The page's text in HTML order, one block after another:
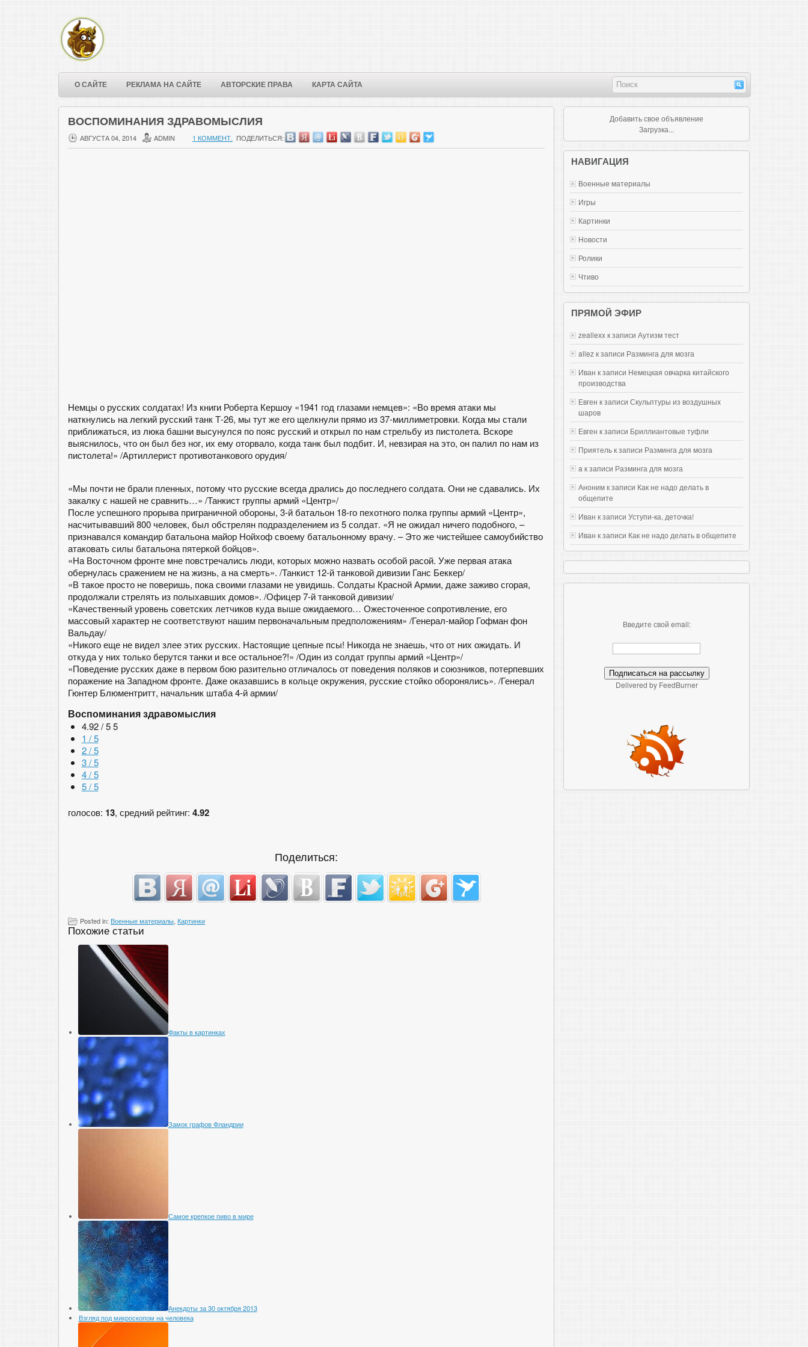
О САЙТЕ РЕКЛАМА НА САЙТЕ АВТОРСКИЕ ПРАВА КАРТА САЙТА
ВОСПОМИНАНИЯ ЗДРАВОМЫСЛИЯ
АВГУСТА 04, 2014 ADMIN 1 КОММЕНТ. ПОДЕЛИТЬСЯ:
Немцы о русских солдатах! Из книги Роберта Кершоу «1941 год глазами немцев»: «Во время атаки мы
наткнулись на легкий русский танк Т-26, мы тут же его щелкнули прямо из 37-миллиметровки. Когда мы стали
приближаться, из люка башни высунулся по пояс русский и открыл по нам стрельбу из пистолета. Вскоре
выяснилось, что он был без ног, их ему оторвало, когда танк был подбит. И, невзирая на это, он палил по нам из
пистолета!» /Артиллерист противотанкового орудия/
«Мы почти не брали пленных, потому что русские всегда дрались до последнего солдата. Они не сдавались. Их
закалку с нашей не сравнить…» /Танкист группы армий «Центр»/
После успешного прорыва приграничной обороны, 3-й батальон 18-го пехотного полка группы армий «Центр»,
насчитывавший 800 человек, был обстрелян подразделением из 5 солдат. «Я не ожидал ничего подобного, –
признавался командир батальона майор Нойхоф своему батальонному врачу. – Это же чистейшее самоубийство
атаковать силы батальона пятеркой бойцов».
«На Восточном фронте мне повстречались люди, которых можно назвать особой расой. Уже первая атака
обернулась сражением не на жизнь, а на смерть». /Танкист 12-й танковой дивизии Ганс Беккер/
«В такое просто не поверишь, пока своими глазами не увидишь. Солдаты Красной Армии, даже заживо сгорая,
продолжали стрелять из полыхавших домов». /Офицер 7-й танковой дивизии/
«Качественный уровень советских летчиков куда выше ожидаемого… Ожесточенное сопротивление, его
массовый характер не соответствуют нашим первоначальным предположениям» /Генерал-майор Гофман фон
Вальдау/
«Никого еще не видел злее этих русских. Настоящие цепные псы! Никогда не знаешь, что от них ожидать. И
откуда у них только берутся танки и все остальное?!» /Один из солдат группы армий «Центр»/
«Поведение русских даже в первом бою разительно отличалось от поведения поляков и союзников, потерпевших
поражение на Западном фронте. Даже оказавшись в кольце окружения, русские стойко оборонялись». /Генерал
Гюнтер Блюментритт, начальник штаба 4-й армии/
Воспоминания здравомыслия
4.92 / 5 5
1 / 5
2 / 5
3 / 5
4 / 5
5 / 5
голосов: 13, средний рейтинг: 4.92
Поделиться:
Posted in: Военные материалы Картинки
Похожие статьи
Факты в картинках
Замок графов Фландрии
Самое крепкое пиво в мире
Анекдоты за 30 октября 2013
Взгляд под микроскопом на человека
Добавить свое объявление
Загрузка...
НАВИГАЦИЯ
Военные материалы
Игры
Картинки
Новости
Ролики
Чтиво
ПРЯМОЙ ЭФИР
zeallexx к записи Аутизм тест
allez к записи Разминга для мозга
Иван к записи Немецкая овчарка китайского
производства
Евген к записи Скульптуры из воздушных
шаров
Евген к записи Бриллиантовые туфли
Приятель к записи Разминга для мозга
a к записи Разминга для мозга
Аноним к записи Как не надо делать в
общепите
Иван к записи Уступи-ка, деточка!
Иван к записи Как не надо делать в общепите
Введите свой email:
Delivered by FeedBurner